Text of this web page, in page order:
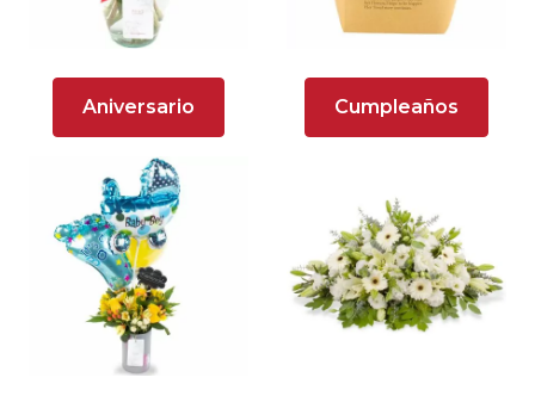
Aniversario Cumpleaños
Arreglos Florales para Aniversario
Arreglos florales para dar agradecimiento
Arreglos Florales para Defunciones
Arreglos Florales para Eventos
Arreglos florales románticos
Arreglos rosados